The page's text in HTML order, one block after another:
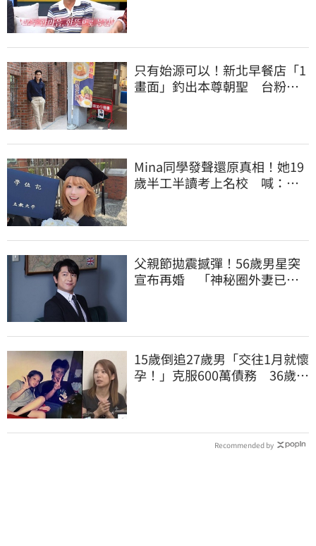
只有始源可以！新北早餐店「1
畫面」釣出本尊朝聖 台粉嚇
Mina同學發聲還原真相！她19
歲半工半讀考上名校 喊：不
父親節拋震撼彈！56歲男星突
宣布再婚 「神秘圈外妻已懷
15歲倒追27歲男「交往1月就懷
孕！」克服600萬債務 36歲美
Recommended by